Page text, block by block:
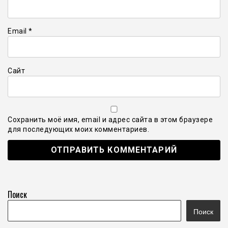
Email *
Сайт
Сохранить моё имя, email и адрес сайта в этом браузере
для последующих моих комментариев.
Поиск
Поиск